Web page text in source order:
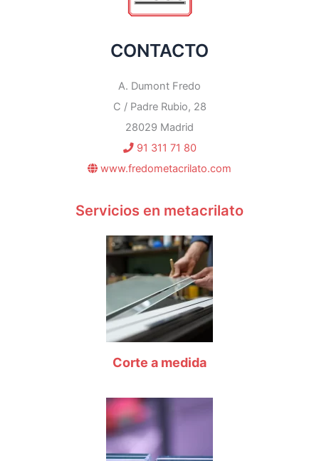
CONTACTO
A. Dumont Fredo
C / Padre Rubio, 28
28029 Madrid
91 311 71 80
www.fredometacrilato.com
Servicios en metacrilato
Corte a medida